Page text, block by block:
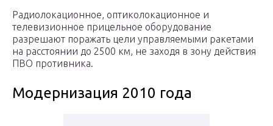
Радиолокационное, оптиколокационное и
телевизионное прицельное оборудование
разрешают поражать цели управляемыми ракетами
на расстоянии до 2500 км, не заходя в зону действия
ПВО противника.
Модернизация 2010 года